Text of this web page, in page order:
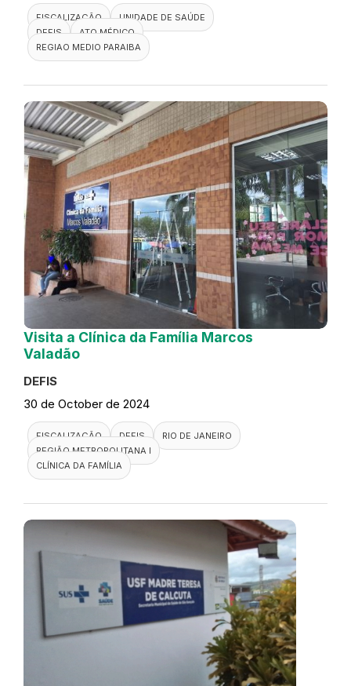
FISCALIZAÇÃO
UNIDADE DE SAÚDE
DEFIS
ATO MÉDICO
REGIAO MEDIO PARAIBA
Visita a Clínica da Família Marcos
Valadão
DEFIS
30 de October de 2024
FISCALIZAÇÃO DEFIS
RIO DE JANEIRO
REGIÃO METROPOLITANA I
CLÍNICA DA FAMÍLIA